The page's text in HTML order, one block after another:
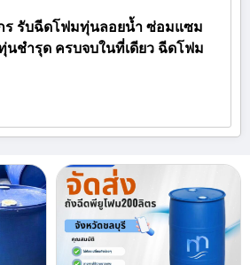
ร รับฉีดโฟมทุ่นลอยน้ำ ซ่อมแซม
ชำรุด ครบจบในที่เดียว ฉีดโฟม